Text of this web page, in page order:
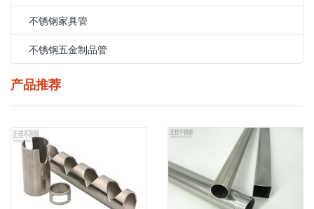
不锈钢家具管
不锈钢五金制品管
产品推荐